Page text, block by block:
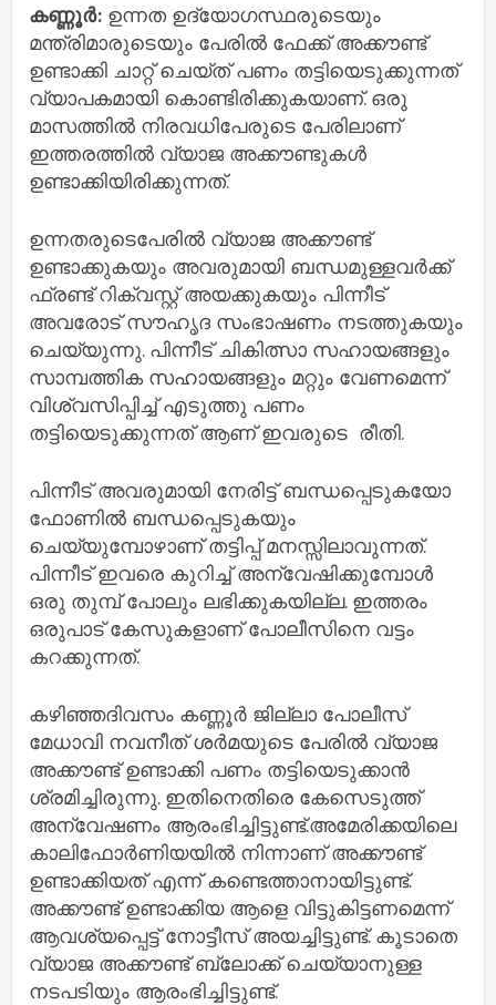
കണ്ണൂർ: ഉന്നത ഉദ്യോഗസ്ഥരുടെയും
മന്ത്രിമാരുടെയും പേരിൽ ഫേക്ക് അക്കൗണ്ട്
ഉണ്ടാക്കി ചാറ്റ് ചെയ്ത് പണം തട്ടിയെടുക്കുന്നത്
വ്യാപകമായി കൊണ്ടിരിക്കുകയാണ്. ഒരു
മാസത്തിൽ നിരവധിപേരുടെ പേരിലാണ്
ഇത്തരത്തിൽ വ്യാജ അക്കൗണ്ടുകൾ
ഉണ്ടാക്കിയിരിക്കുന്നത്.
ഉന്നതരുടെപേരിൽ വ്യാജ അക്കൗണ്ട്
ഉണ്ടാക്കുകയും അവരുമായി ബന്ധമുള്ളവർക്ക്
ഫ്രണ്ട് റിക്വസ്റ്റ് അയക്കുകയും പിന്നീട്
അവരോട് സൗഹൃദ സംഭാഷണം നടത്തുകയും
ചെയ്യുന്നു. പിന്നീട് ചികിത്സാ സഹായങ്ങളും
സാമ്പത്തിക സഹായങ്ങളും മറ്റും വേണമെന്ന്
വിശ്വസിപ്പിച്ച് എടുത്തു പണം
തട്ടിയെടുക്കുന്നത് ആണ് ഇവരുടെ രീതി.
പിന്നീട് അവരുമായി നേരിട്ട് ബന്ധപ്പെടുകയോ
ഫോണിൽ ബന്ധപ്പെടുകയും
ചെയ്യുമ്പോഴാണ് തട്ടിപ്പ് മനസ്സിലാവുന്നത്.
പിന്നീട് ഇവരെ കുറിച്ച് അന്വേഷിക്കുമ്പോൾ
ഒരു തുമ്പ് പോലും ലഭിക്കുകയില്ല. ഇത്തരം
ഒരുപാട് കേസുകളാണ് പോലീസിനെ വട്ടം
കറക്കുന്നത്.
കഴിഞ്ഞദിവസം കണ്ണൂർ ജില്ലാ പോലീസ്
മേധാവി നവനീത് ശർമയുടെ പേരിൽ വ്യാജ
അക്കൗണ്ട് ഉണ്ടാക്കി പണം തട്ടിയെടുക്കാൻ
ശ്രമിച്ചിരുന്നു. ഇതിനെതിരെ കേസെടുത്ത്
അന്വേഷണം ആരംഭിച്ചിട്ടുണ്ട്.അമേരിക്കയിലെ
കാലിഫോർണിയയിൽ നിന്നാണ് അക്കൗണ്ട്
ഉണ്ടാക്കിയത് എന്ന് കണ്ടെത്താനായിട്ടുണ്ട്.
അക്കൗണ്ട് ഉണ്ടാക്കിയ ആളെ വിട്ടുകിട്ടണമെന്ന്
ആവശ്യപ്പെട്ട് നോട്ടീസ് അയച്ചിട്ടുണ്ട്. കൂടാതെ
വ്യാജ അക്കൗണ്ട് ബ്ലോക്ക് ചെയ്യാനുള്ള
നടപടിയും ആരംഭിച്ചിട്ടുണ്ട്.